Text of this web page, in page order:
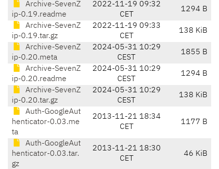
Archive-SevenZ
ip-0.19.readme
2022-11-19 09:32
CET
1294 B
Archive-SevenZ
ip-0.19.tar.gz
2022-11-19 09:33
CET
138 KiB
Archive-SevenZ
ip-0.20.meta
2024-05-31 10:29
CEST
1855 B
Archive-SevenZ
ip-0.20.readme
2024-05-31 10:29
CEST
1294 B
Archive-SevenZ
ip-0.20.tar.gz
2024-05-31 10:29
CEST
138 KiB
Auth-GoogleAut
henticator-0.03.me
ta
2013-11-21 18:34
CET
1177 B
Auth-GoogleAut
henticator-0.03.tar.
gz
2013-11-21 18:30
CET
46 KiB